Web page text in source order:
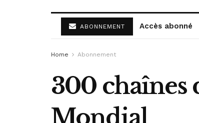
ABONNEMENT Accès abonné
Home Abonnement
300 chaînes
Mondial